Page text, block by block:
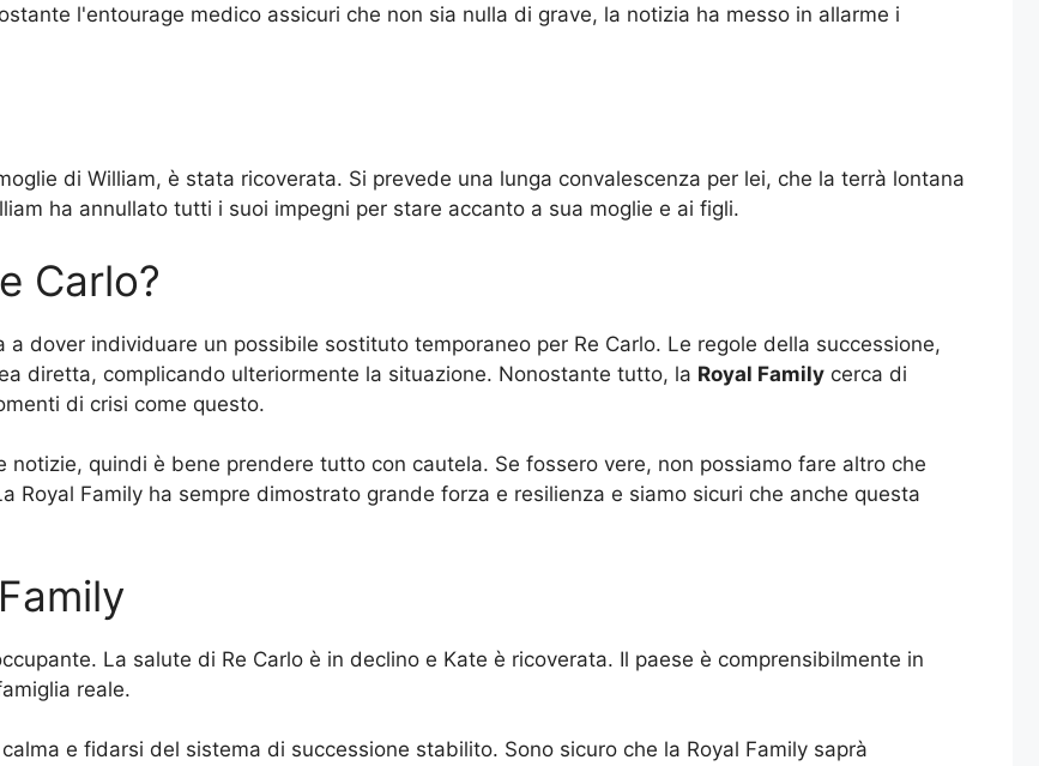
l'entourage medico assicuri che non sia nulla di grave, la notizia ha messo in allarme i
di William, è stata ricoverata. Si prevede una lunga convalescenza per lei, che la terrà lontana
ha annullato tutti i suoi impegni per stare accanto a sua moglie e ai figli.
Carlo?
dover individuare un possibile sostituto temporaneo per Re Carlo. Le regole della successione,
diretta, complicando ulteriormente la situazione. Nonostante tutto, la Royal Family cerca di
di crisi come questo.
quindi è bene prendere tutto con cautela. Se fossero vere, non possiamo fare altro che
Royal Family ha sempre dimostrato grande forza e resilienza e siamo sicuri che anche questa
La salute di Re Carlo è in declino e Kate è ricoverata. Il paese è comprensibilmente in
reale.
e fidarsi del sistema di successione stabilito. Sono sicuro che la Royal Family saprà